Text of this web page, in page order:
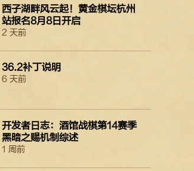
西子湖畔风云起！黄金棋坛杭州
站报名8月8日开启
2 天前
36.2补丁说明
6 天前
开发者日志：酒馆战棋第14赛季
黑暗之赐机制综述
1 周前